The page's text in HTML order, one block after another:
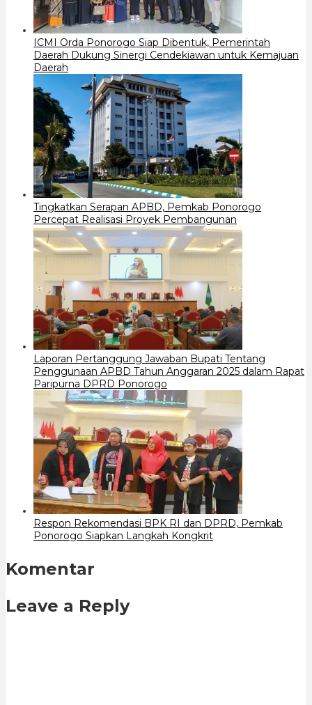
ICMI Orda Ponorogo Siap Dibentuk, Pemerintah
Daerah Dukung Sinergi Cendekiawan untuk Kemajuan
Daerah
Tingkatkan Serapan APBD, Pemkab Ponorogo
Percepat Realisasi Proyek Pembangunan
Laporan Pertanggung Jawaban Bupati Tentang
Penggunaan APBD Tahun Anggaran 2025 dalam Rapat
Paripurna DPRD Ponorogo
Respon Rekomendasi BPK RI dan DPRD, Pemkab
Ponorogo Siapkan Langkah Kongkrit
Komentar
Leave a Reply